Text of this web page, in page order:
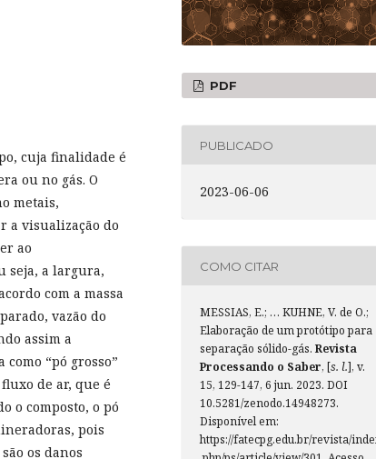
cuja finalidade é
ou no gás. O
metais,
a visualização do
ao
seja, a largura,
com a massa
vazão do
assim a
“pó grosso”
de ar, que é
o composto, o pó
pois
os danos
PDF
PUBLICADO
2023-06-06
COMO CITAR
MESSIAS, E.; … KUHNE, V. de O.;
Elaboração de um protótipo para
separação sólido-gás. Revista
Processando o Saber, [s. l.], v.
15, 129-147, 6 jun. 2023. DOI
10.5281/zenodo.14948273.
Disponível em:
https://fatecpg.edu.br/revista/